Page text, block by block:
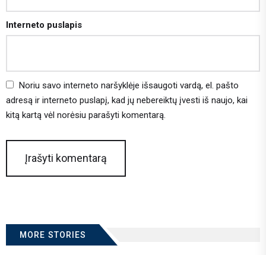
Interneto puslapis
Noriu savo interneto naršyklėje išsaugoti vardą, el. pašto
adresą ir interneto puslapį, kad jų nebereiktų įvesti iš naujo, kai
kitą kartą vėl norėsiu parašyti komentarą.
MORE STORIES